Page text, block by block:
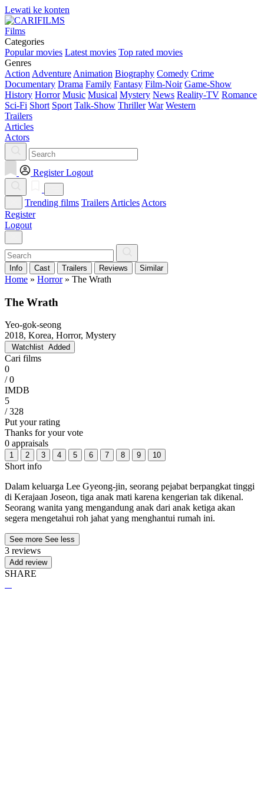
Lewati ke konten
Films
Categories
Popular movies Latest movies Top rated movies
Genres
Action Adventure Animation Biography Comedy Crime
Documentary Drama Family Fantasy Film-Noir Game-Show
History Horror Music Musical Mystery News Reality-TV Romance
Sci-Fi Short Sport Talk-Show Thriller War Western
Trailers
Articles
Actors
Register Logout
Trending films Trailers Articles Actors
Register
Logout
Info Cast Trailers Reviews Similar
Home » Horror» The Wrath
The Wrath
Yeo-gok-seong
2018, Korea, Horror, Mystery
Watchlist Added
Cari films
0
/ 0
IMDB
5
/ 328
Put your rating
Thanks for your vote
0 appraisals
1 2 3 4 5 6 7 8 9 10
Short info
Dalam keluarga Lee Gyeong-jin, seorang pejabat berpangkat tinggi
di Kerajaan Joseon, tiga anak mati karena kengerian tak dikenal.
Seorang wanita yang mengandung anak dari anak ketiga akan
segera mengetahui roh jahat yang menghantui rumah ini.
See more See less
3 reviews
Add review
SHARE